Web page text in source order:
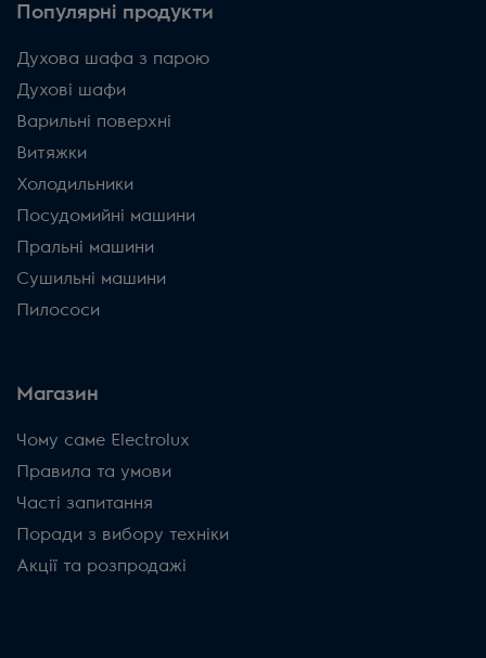
Популярні продукти
Духова шафа з парою
Духові шафи
Варильні поверхні
Витяжки
Холодильники
Посудомийні машини
Пральні машини
Сушильні машини
Пилососи
Магазин
Чому саме Electrolux
Правила та умови
Часті запитання
Поради з вибору техніки
Акції та розпродажі